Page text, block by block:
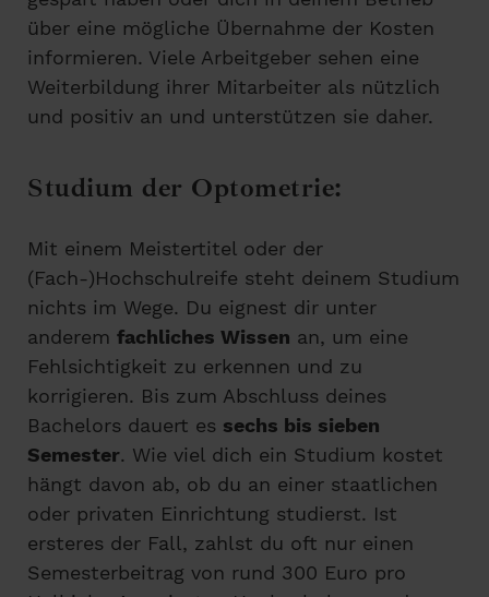
über eine mögliche Übernahme der Kosten
informieren. Viele Arbeitgeber sehen eine
Weiterbildung ihrer Mitarbeiter als nützlich
und positiv an und unterstützen sie daher.
Studium der Optometrie:
Mit einem Meistertitel oder der
(Fach-)Hochschulreife steht deinem Studium
nichts im Wege. Du eignest dir unter
anderem fachliches Wissen an, um eine
Fehlsichtigkeit zu erkennen und zu
korrigieren. Bis zum Abschluss deines
Bachelors dauert es sechs bis sieben
Semester. Wie viel dich ein Studium kostet
hängt davon ab, ob du an einer staatlichen
oder privaten Einrichtung studierst. Ist
ersteres der Fall, zahlst du oft nur einen
Semesterbeitrag von rund 300 Euro pro